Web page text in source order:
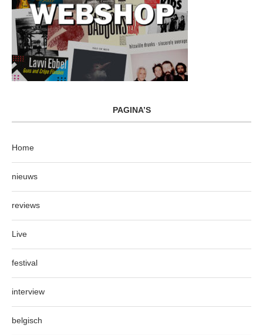
PAGINA’S
Home
nieuws
reviews
Live
festival
interview
belgisch